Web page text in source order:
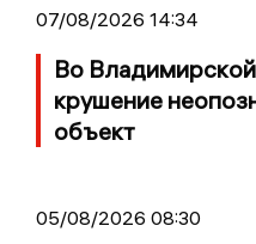
07/08/2026 14:34
Во
крушение
объект
05/08/2026 08:30